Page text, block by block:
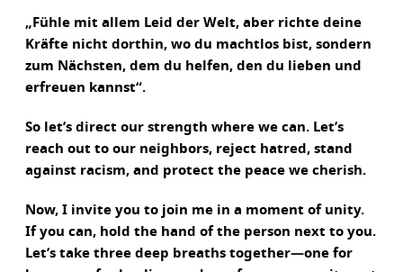
„Fühle mit allem Leid der Welt, aber richte deine
Kräfte nicht dorthin, wo du machtlos bist, sondern
zum Nächsten, dem du helfen, den du lieben und
erfreuen kannst“.
So let’s direct our strength where we can. Let’s
reach out to our neighbors, reject hatred, stand
against racism, and protect the peace we cherish.
Now, I invite you to join me in a moment of unity.
If you can, hold the hand of the person next to you.
Let’s take three deep breaths together—one for